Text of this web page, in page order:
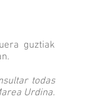
guztiak
todas
Urdina.